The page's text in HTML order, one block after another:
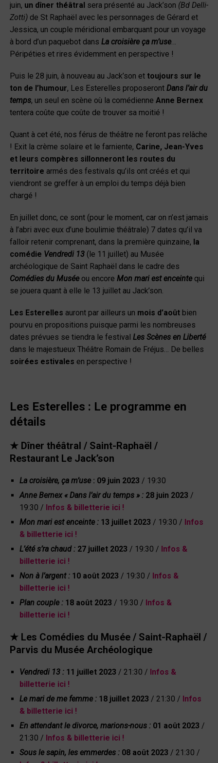
juin, un dîner théâtral sera présenté au Jack’son (Bd Delli-
Zotti) de St Raphaël avec les personnages de Gérard et
Jessica, un couple méridional embarquant pour un voyage
à bord d’un paquebot dans La croisière ça m’use…
Péripéties et rires évidemment en perspective !
Puis le 28 juin, à nouveau au Jack’son et toujours sur le
ton de l’humour, Les Esterelles proposeront Dans l’air du
temps, un seul en scène où la comédienne Anne Bernex
tentera coûte que coûte de trouver sa moitié !
Quant à cet été, nos férus de théâtre ne feront pas relâche
! Exit la crème solaire et le farniente, Carine, Jean-Yves
et leurs compères sillonneront les routes du
territoire armés des festivals qu’ils ont créés et qui
viendront se greffer à un emploi du temps déjà bien
chargé !
En juillet donc, ce sont (pour le moment, car on n’est jamais
à l’abri avec eux d’une boulimie théâtrale) 7 dates qu’il va
falloir retenir comprenant, dans la première quinzaine, la
comédie Vendredi 13 (le 11 juillet) au Musée
archéologique de Saint Raphaël dans le cadre des
Comédies du Musée ou encore Mon mari est enceinte qui
se jouera quant à elle le 13 juillet au Jack’son.
Les Esterelles auront par ailleurs un mois d’août bien
pourvu en propositions puisque parmi les nombreuses
dates prévues se tiendra le festival Les Scènes en Liberté
dans le majestueux Théâtre Romain de Fréjus… De belles
soirées estivales en perspective !
Les Esterelles : Le programme en
détails
★ Dîner théâtral / Saint-Raphaël /
Restaurant Le Jack’son
La croisière, ça m’use : 09 juin 2023 / 19:30
Anne Bernex « Dans l’air du temps » : 28 juin 2023 /
19:30 / Infos & billetterie ici !
Mon mari est enceinte : 13 juillet 2023 / 19:30 / Infos
& billetterie ici !
L’été s’ra chaud : 27 juillet 2023 / 19:30 / Infos &
billetterie ici !
Non à l’argent : 10 août 2023 / 19:30 / Infos &
billetterie ici !
Plan couple : 18 août 2023 / 19:30 / Infos &
billetterie ici !
★ Les Comédies du Musée / Saint-Raphaël /
Parvis du Musée Archéologique
Vendredi 13 : 11 juillet 2023 / 21:30 / Infos &
billetterie ici !
Le mari de me femme : 18 juillet 2023 / 21:30 / Infos
& billetterie ici !
En attendant le divorce, marions-nous : 01 août 2023 /
21:30 / Infos & billetterie ici !
Sous le sapin, les emmerdes : 08 août 2023 / 21:30 /